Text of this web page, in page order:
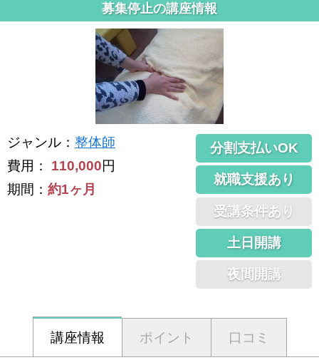
募集停止の講座情報
ジャンル ： 整体師
費用： 110,000円
期間： 約1ヶ月
分割支払いOK
就職支援あり
受講条件あり
土日開講
夜間開講
講座情報 ポイント 口コミ